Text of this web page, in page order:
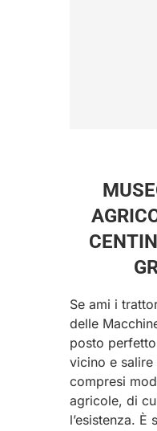
Se ami i
delle
posto
vicino e salire
compresi
agricole, di
l’esistenza.